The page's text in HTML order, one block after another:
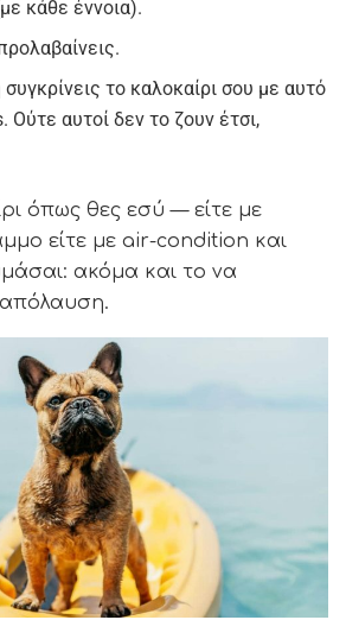
κάθε έννοια).
το καλοκαίρι σου με αυτό
Ούτε αυτοί δεν το ζουν έτσι,
όπως θες εσύ — είτε με
είτε με air-condition και
ακόμα και το να
απόλαυση.